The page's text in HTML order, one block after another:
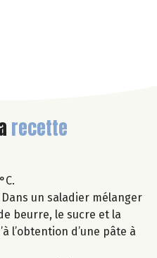
recette
un saladier mélanger
beurre, le sucre et la
l’obtention d’une pâte à